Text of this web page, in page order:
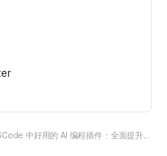
中好用的 AI 编程插件：全面提升你的编程效率